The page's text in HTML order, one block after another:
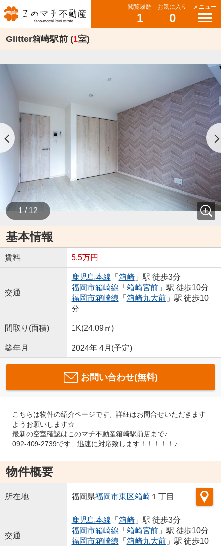
閲覧履歴
1
お気に入り
0
メニュー
Glitter箱崎駅前 (1室)
1 / 12
基本情報
賃料 5.5万円
交通
鹿児島本線 「 箱崎」駅 徒歩3分
福岡市箱崎線 「 箱崎宮前」駅 徒歩10分
福岡市箱崎線 「 箱崎九大前」駅 徒歩10
分
間取り(面積) 1K(24.09㎡)
築年月 2024年 4月(予定)
お問い合わせ(無料)
こちらは物件の紹介ページです、詳細はお問合せいただきます
ようお願いします☆
最新の空室確認はこのマチ不動産箱崎駅前店まで♪
092-409-2739です！迅速に対応致します！！！！！♪
物件概要
所在地 福岡県福岡市東区箱崎１丁目
交通
鹿児島本線 「 箱崎」駅 徒歩3分
福岡市箱崎線 「 箱崎宮前」駅 徒歩10分
福岡市箱崎線 「 箱崎九大前」駅 徒歩10